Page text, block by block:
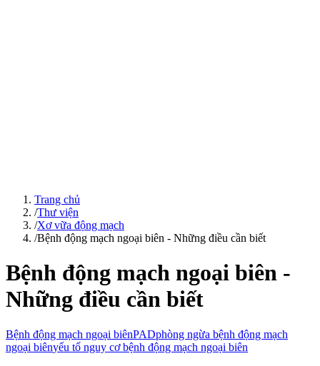
Trang chủ
/Thư viện
/Xơ vữa động mạch
/Bệnh động mạch ngoại biên - Những điều cần biết
Bệnh động mạch ngoại biên -
Những điều cần biết
Bệnh động mạch ngoại biênPADphòng ngừa bệnh động mạch
ngoại biênyếu tố nguy cơ bệnh động mạch ngoại biên